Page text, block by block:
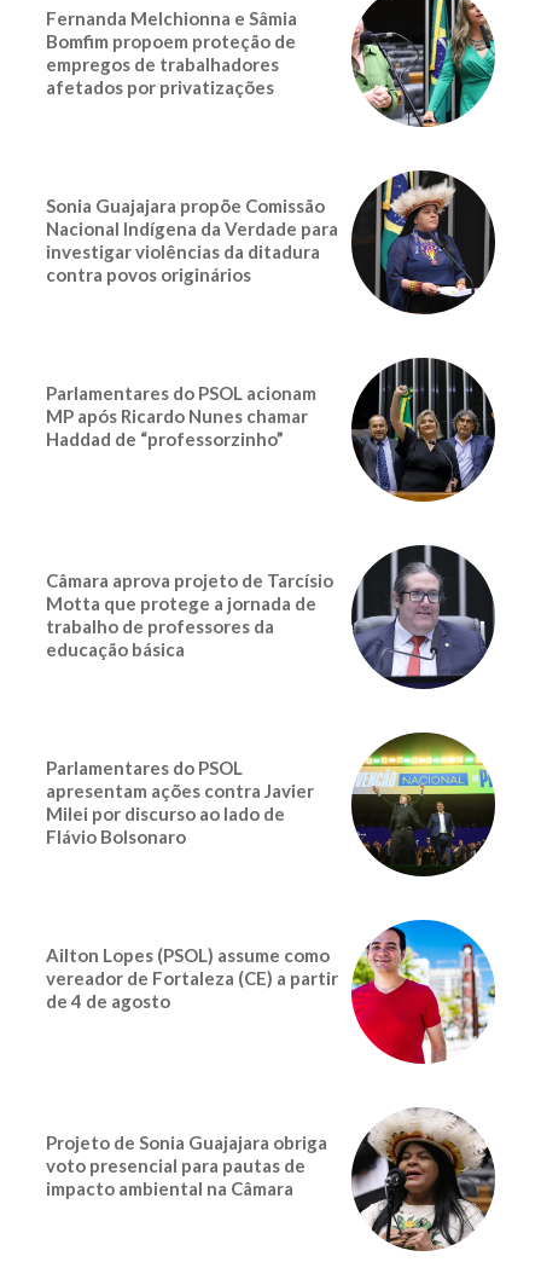
Fernanda Melchionna e Sâmia
Bomfim propoem proteção de
empregos de trabalhadores
afetados por privatizações
Sonia Guajajara propõe Comissão
Nacional Indígena da Verdade para
investigar violências da ditadura
contra povos originários
Parlamentares do PSOL acionam
MP após Ricardo Nunes chamar
Haddad de “professorzinho”
Câmara aprova projeto de Tarcísio
Motta que protege a jornada de
trabalho de professores da
educação básica
Parlamentares do PSOL
apresentam ações contra Javier
Milei por discurso ao lado de
Flávio Bolsonaro
Ailton Lopes (PSOL) assume como
vereador de Fortaleza (CE) a partir
de 4 de agosto
Projeto de Sonia Guajajara obriga
voto presencial para pautas de
impacto ambiental na Câmara